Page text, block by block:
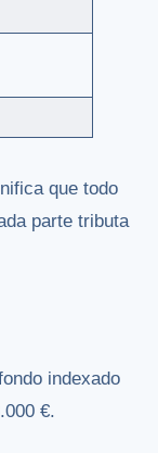
que todo
parte tributa
indexado
€.